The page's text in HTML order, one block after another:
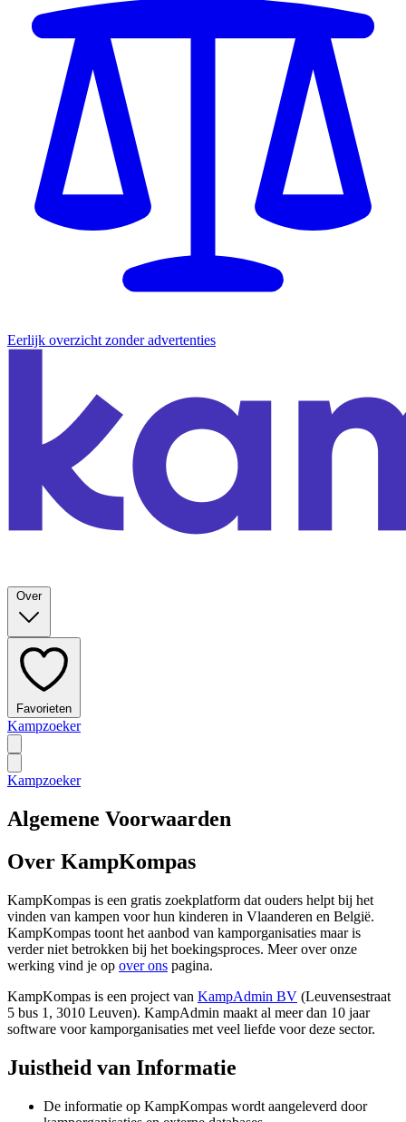
Eerlijk overzicht zonder advertenties
Over
Favorieten
Kampzoeker
Kampzoeker
Algemene Voorwaarden
Over KampKompas
KampKompas is een gratis zoekplatform dat ouders helpt bij het
vinden van kampen voor hun kinderen in Vlaanderen en België.
KampKompas toont het aanbod van kamporganisaties maar is
verder niet betrokken bij het boekingsproces. Meer over onze
werking vind je op over ons pagina.
KampKompas is een project van KampAdmin BV (Leuvensestraat
5 bus 1, 3010 Leuven). KampAdmin maakt al meer dan 10 jaar
software voor kamporganisaties met veel liefde voor deze sector.
Juistheid van Informatie
De informatie op KampKompas wordt aangeleverd door